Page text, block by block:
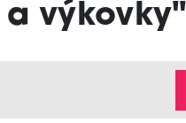
a výkovky"